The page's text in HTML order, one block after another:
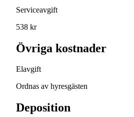
Serviceavgift
538 kr
Övriga kostnader
Elavgift
Ordnas av hyresgästen
Deposition